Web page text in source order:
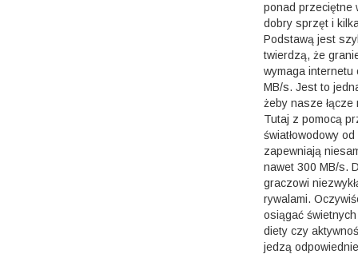
ponad przeciętne
dobry sprzęt i
Podstawą jest
twierdzą, że
wymaga internetu
MB/s. Jest to
żeby nasze
Tutaj z pomocą
światłowodowy
zapewniają
nawet 300 MB/s.
graczowi
rywalami.
osiągać
diety czy
jedzą